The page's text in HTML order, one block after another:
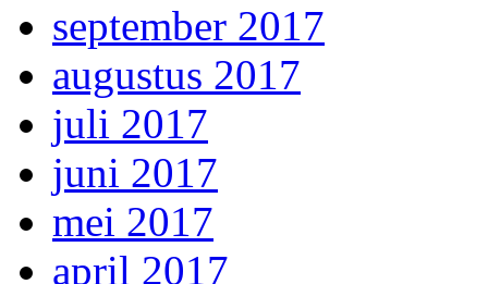
september 2017
augustus 2017
juli 2017
juni 2017
mei 2017
april 2017